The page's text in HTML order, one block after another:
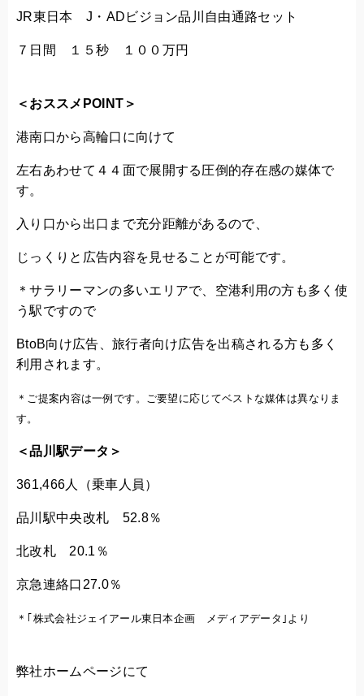
JR東日本 J・ADビジョン品川自由通路セット
７日間 １５秒 １００万円
＜おススメPOINT＞
港南口から高輪口に向けて
左右あわせて４４面で展開する圧倒的存在感の媒体で
す。
入り口から出口まで充分距離があるので、
じっくりと広告内容を見せることが可能です。
＊サラリーマンの多いエリアで、空港利用の方も多く使
う駅ですので
BtoB向け広告、旅行者向け広告を出稿される方も多く
利用されます。
＊ご提案内容は一例です。ご要望に応じてベストな媒体は異なりま
す。
＜品川駅データ＞
361,466人（乗車人員）
品川駅中央改札 52.8％
北改札 20.1％
京急連絡口27.0％
＊｢株式会社ジェイアール東日本企画 メディアデータ｣より
弊社ホームページにて